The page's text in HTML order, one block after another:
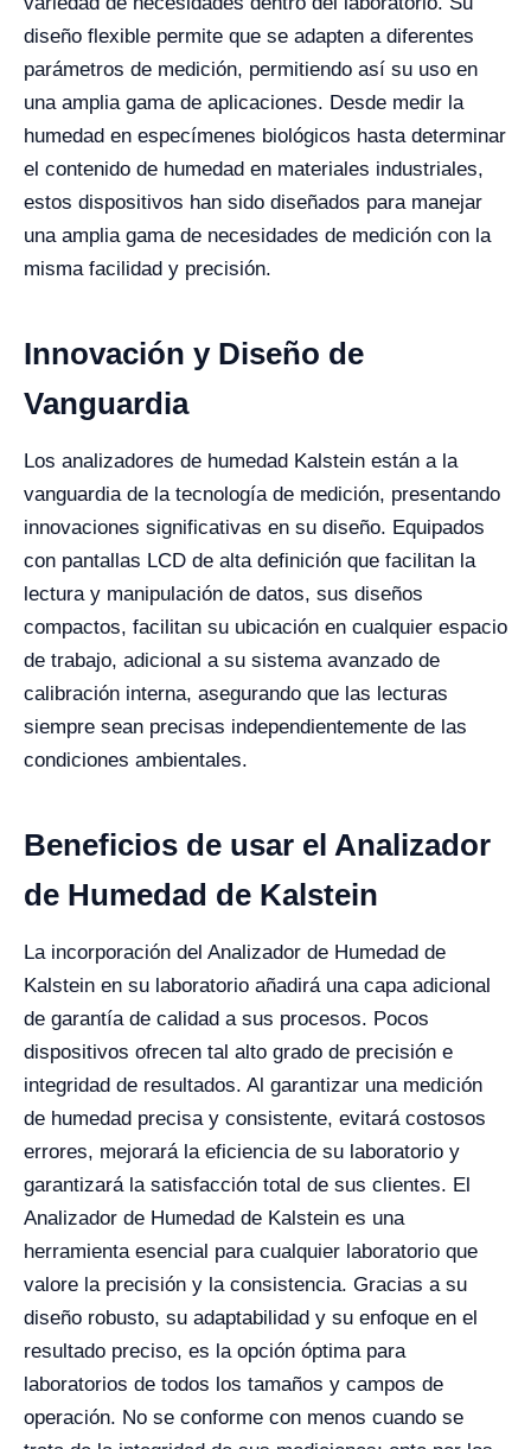
diseño flexible permite que se adapten a diferentes
parámetros de medición, permitiendo así su uso en
una amplia gama de aplicaciones. Desde medir la
humedad en especímenes biológicos hasta determinar
el contenido de humedad en materiales industriales,
estos dispositivos han sido diseñados para manejar
una amplia gama de necesidades de medición con la
misma facilidad y precisión.
Innovación y Diseño de
Vanguardia
Los analizadores de humedad Kalstein están a la
vanguardia de la tecnología de medición, presentando
innovaciones significativas en su diseño. Equipados
con pantallas LCD de alta definición que facilitan la
lectura y manipulación de datos, sus diseños
compactos, facilitan su ubicación en cualquier espacio
de trabajo, adicional a su sistema avanzado de
calibración interna, asegurando que las lecturas
siempre sean precisas independientemente de las
condiciones ambientales.
Beneficios de usar el Analizador
de Humedad de Kalstein
La incorporación del Analizador de Humedad de
Kalstein en su laboratorio añadirá una capa adicional
de garantía de calidad a sus procesos. Pocos
dispositivos ofrecen tal alto grado de precisión e
integridad de resultados. Al garantizar una medición
de humedad precisa y consistente, evitará costosos
errores, mejorará la eficiencia de su laboratorio y
garantizará la satisfacción total de sus clientes. El
Analizador de Humedad de Kalstein es una
herramienta esencial para cualquier laboratorio que
valore la precisión y la consistencia. Gracias a su
diseño robusto, su adaptabilidad y su enfoque en el
resultado preciso, es la opción óptima para
laboratorios de todos los tamaños y campos de
operación. No se conforme con menos cuando se